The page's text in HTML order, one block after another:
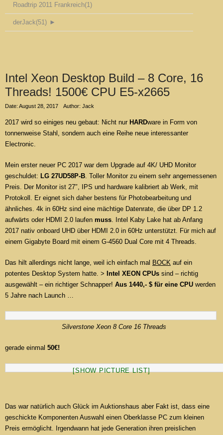
Roadtrip 2011 Frankreich(1)
derJack(51) ►
Intel Xeon Desktop Build – 8 Core, 16
Threads! 1500€ CPU E5-x2665
Date: August 28, 2017 Author: Jack
2017 wird so einiges neu gebaut: Nicht nur HARDware in Form von
tonnenweise Stahl, sondern auch eine Reihe neue interessanter
Electronic.
Mein erster neuer PC 2017 war dem Upgrade auf 4K/ UHD Monitor
geschuldet: LG 27UD58P-B. Toller Monitor zu einem sehr angemessenen
Preis. Der Monitor ist 27″, IPS und hardware kalibriert ab Werk, mit
Protokoll. Er eignet sich daher bestens für Photobearbeitung und
ähnliches. 4k in 60Hz sind eine mächtige Datenrate, die über DP 1.2
aufwärts oder HDMI 2.0 laufen muss. Intel Kaby Lake hat ab Anfang
2017 nativ onboard UHD über HDMI 2.0 in 60Hz unterstützt. Für mich auf
einem Gigabyte Board mit einem G-4560 Dual Core mit 4 Threads.
Das hilt allerdings nicht lange, weil ich einfach mal BOCK auf ein
potentes Desktop System hatte. > Intel XEON CPUs sind – richtig
ausgewählt – ein richtiger Schnapper! Aus 1440,- $ für eine CPU werden
5 Jahre nach Launch …
Silverstone Xeon 8 Core 16 Threads
gerade einmal 50€!
[SHOW PICTURE LIST]
Das war natürlich auch Glück im Auktionshaus aber Fakt ist, dass eine
geschickte Komponenten Auswahl einen Oberklasse PC zum kleinen
Preis ermöglicht. Irgendwann hat jede Generation ihren preislichen